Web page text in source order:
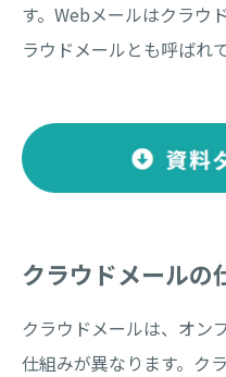
す。Webメールはクラウ
ラウドメールとも呼ばれ
クラウドメールの
クラウドメールは、オン
仕組みが異なります。ク